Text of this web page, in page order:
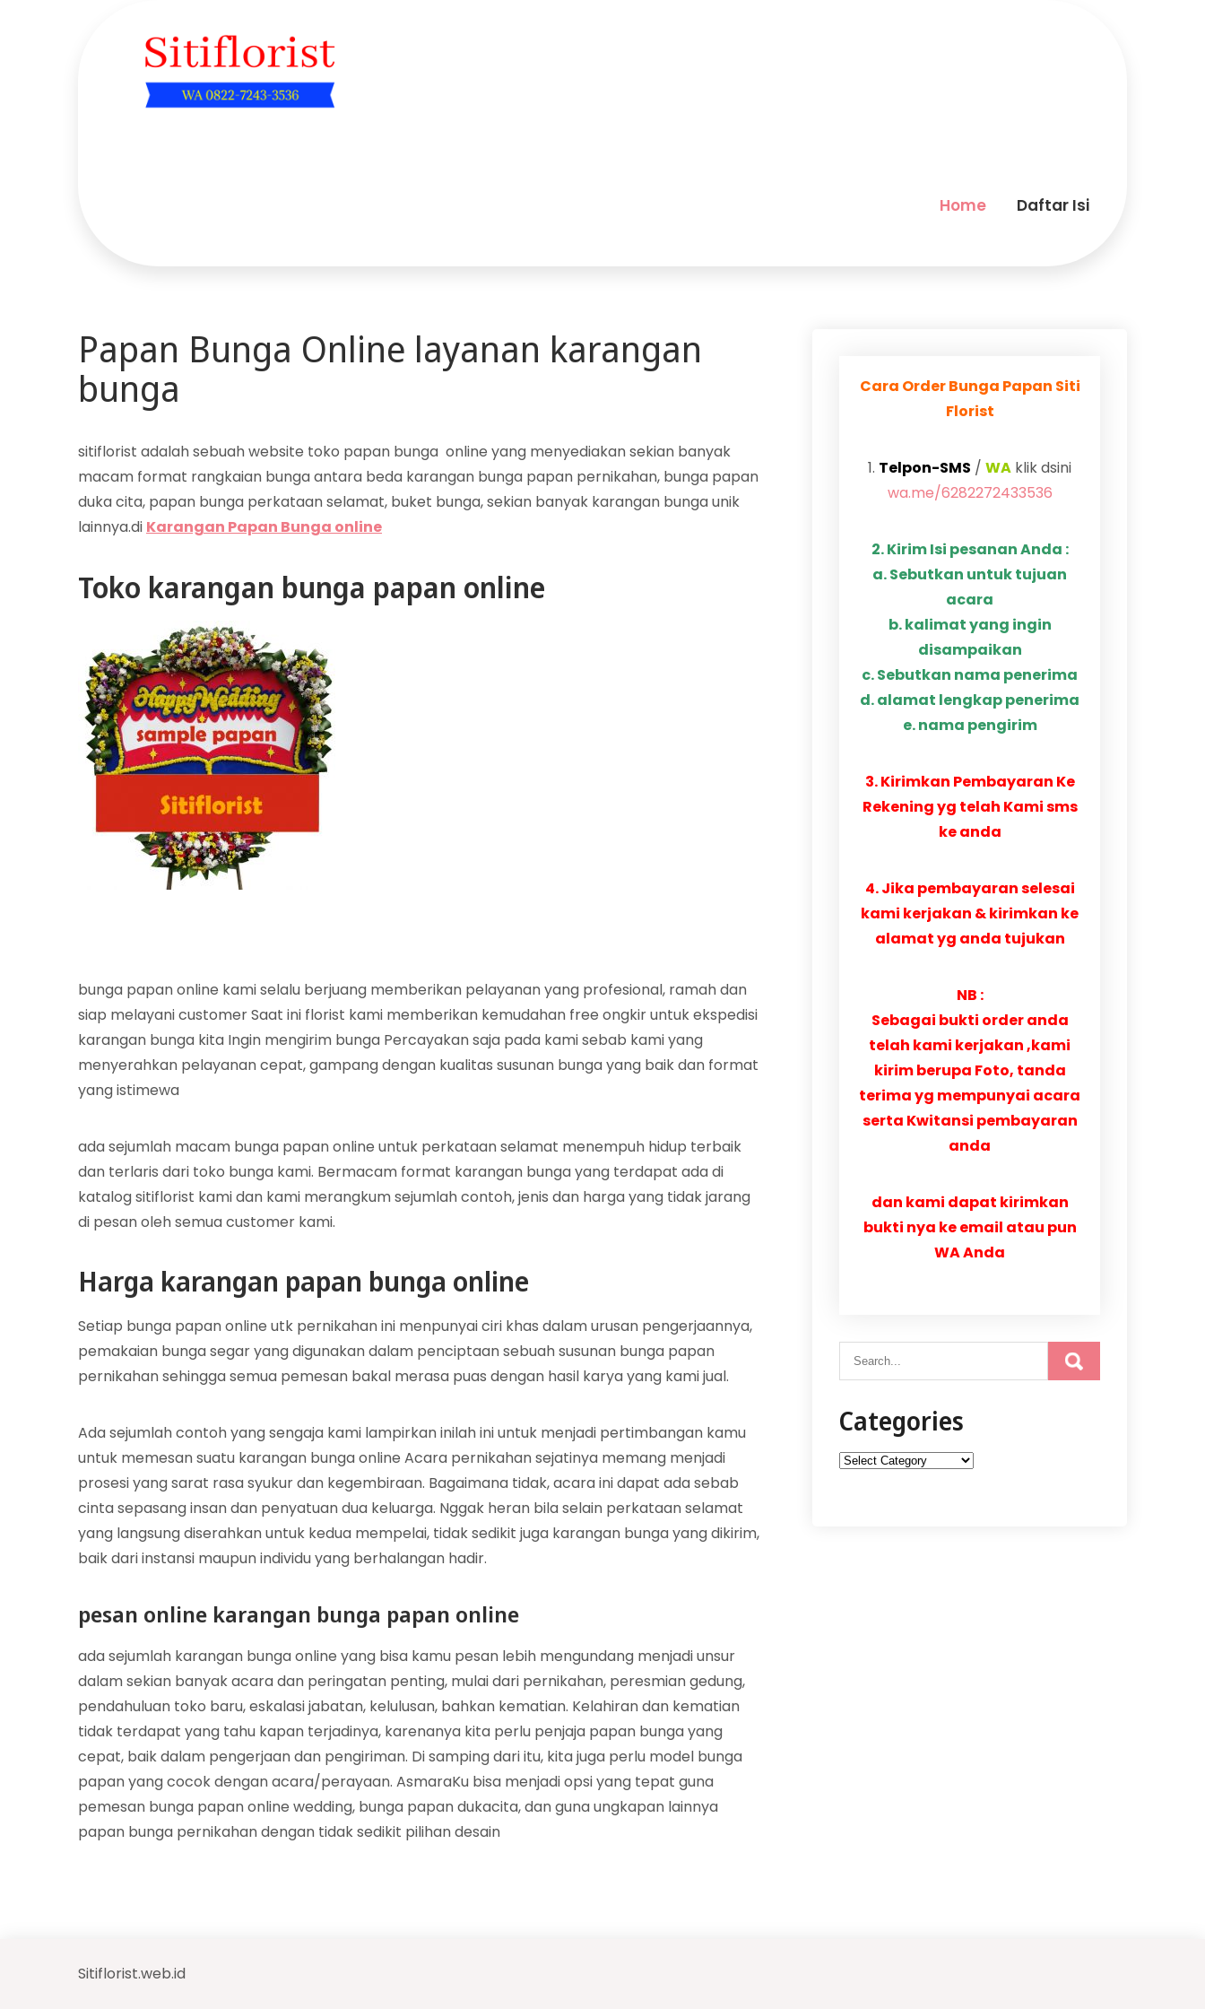
Home Daftar Isi
Papan Bunga Online layanan karangan
bunga
sitiflorist adalah sebuah website toko papan bunga online yang menyediakan sekian banyak
macam format rangkaian bunga antara beda karangan bunga papan pernikahan, bunga papan
duka cita, papan bunga perkataan selamat, buket bunga, sekian banyak karangan bunga unik
lainnya.di Karangan Papan Bunga online
Toko karangan bunga papan online
bunga papan online kami selalu berjuang memberikan pelayanan yang profesional, ramah dan
siap melayani customer Saat ini florist kami memberikan kemudahan free ongkir untuk ekspedisi
karangan bunga kita Ingin mengirim bunga Percayakan saja pada kami sebab kami yang
menyerahkan pelayanan cepat, gampang dengan kualitas susunan bunga yang baik dan format
yang istimewa
ada sejumlah macam bunga papan online untuk perkataan selamat menempuh hidup terbaik
dan terlaris dari toko bunga kami. Bermacam format karangan bunga yang terdapat ada di
katalog sitiflorist kami dan kami merangkum sejumlah contoh, jenis dan harga yang tidak jarang
di pesan oleh semua customer kami.
Harga karangan papan bunga online
Setiap bunga papan online utk pernikahan ini menpunyai ciri khas dalam urusan pengerjaannya,
pemakaian bunga segar yang digunakan dalam penciptaan sebuah susunan bunga papan
pernikahan sehingga semua pemesan bakal merasa puas dengan hasil karya yang kami jual.
Ada sejumlah contoh yang sengaja kami lampirkan inilah ini untuk menjadi pertimbangan kamu
untuk memesan suatu karangan bunga online Acara pernikahan sejatinya memang menjadi
prosesi yang sarat rasa syukur dan kegembiraan. Bagaimana tidak, acara ini dapat ada sebab
cinta sepasang insan dan penyatuan dua keluarga. Nggak heran bila selain perkataan selamat
yang langsung diserahkan untuk kedua mempelai, tidak sedikit juga karangan bunga yang dikirim,
baik dari instansi maupun individu yang berhalangan hadir.
pesan online karangan bunga papan online
ada sejumlah karangan bunga online yang bisa kamu pesan lebih mengundang menjadi unsur
dalam sekian banyak acara dan peringatan penting, mulai dari pernikahan, peresmian gedung,
pendahuluan toko baru, eskalasi jabatan, kelulusan, bahkan kematian. Kelahiran dan kematian
tidak terdapat yang tahu kapan terjadinya, karenanya kita perlu penjaja papan bunga yang
cepat, baik dalam pengerjaan dan pengiriman. Di samping dari itu, kita juga perlu model bunga
papan yang cocok dengan acara/perayaan. AsmaraKu bisa menjadi opsi yang tepat guna
pemesan bunga papan online wedding, bunga papan dukacita, dan guna ungkapan lainnya
papan bunga pernikahan dengan tidak sedikit pilihan desain
Cara Order Bunga Papan Siti
Florist
1. Telpon-SMS / WA klik dsini
wa.me/6282272433536
2. Kirim Isi pesanan Anda :
a. Sebutkan untuk tujuan
acara
b. kalimat yang ingin
disampaikan
c. Sebutkan nama penerima
d. alamat lengkap penerima
e. nama pengirim
3. Kirimkan Pembayaran Ke
Rekening yg telah Kami sms
ke anda
4. Jika pembayaran selesai
kami kerjakan & kirimkan ke
alamat yg anda tujukan
NB :
Sebagai bukti order anda
telah kami kerjakan ,kami
kirim berupa Foto, tanda
terima yg mempunyai acara
serta Kwitansi pembayaran
anda
dan kami dapat kirimkan
bukti nya ke email atau pun
WA Anda
Categories
Categories
Sitiflorist.web.id